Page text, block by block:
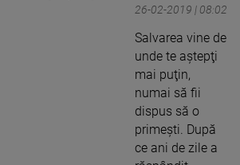
26-02-2019 | 08:02
Salvarea vine de
unde te aştepţi
mai puţin,
numai să fii
dispus să o
primeşti. După
ce ani de zile a